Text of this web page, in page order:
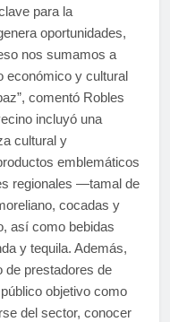
para la
oportunidades,
nos sumamos a
económico y cultural
comentó Robles
incluyó una
cultural y
emblemáticos
regionales —tamal de
cocadas y
así como bebidas
y tequila. Además,
de prestadores de
objetivo como
del sector, conocer